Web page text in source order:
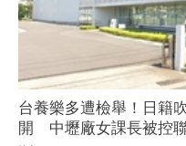
台養樂多遭檢舉！日籍
開 中壢廠女課長被控